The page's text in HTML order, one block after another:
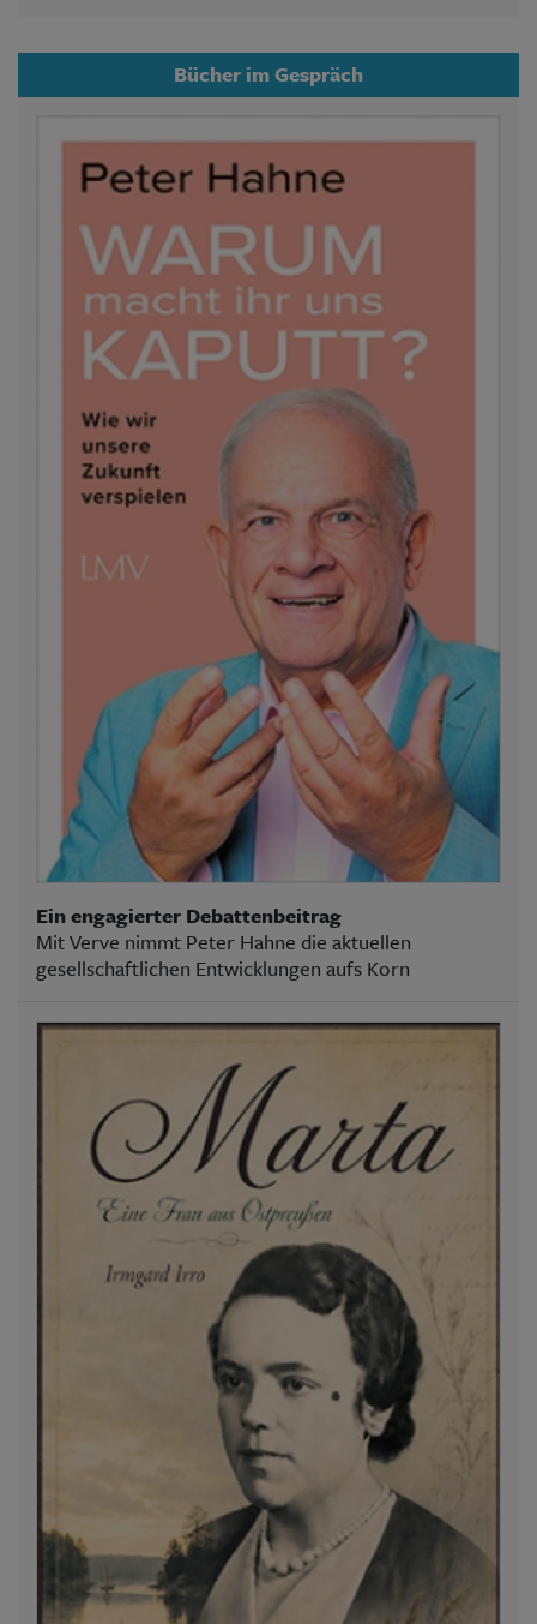
Bücher im Gespräch
Ein engagierter Debattenbeitrag
Mit Verve nimmt Peter Hahne die aktuellen
gesellschaftlichen Entwicklungen aufs Korn